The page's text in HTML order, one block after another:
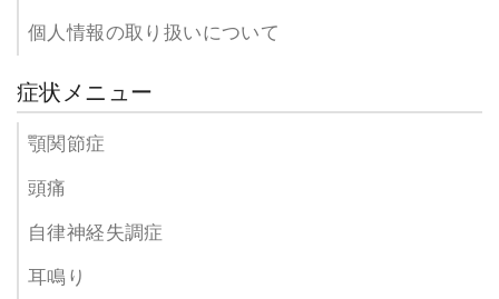
個人情報の取り扱いについて
症状メニュー
顎関節症
頭痛
自律神経失調症
耳鳴り